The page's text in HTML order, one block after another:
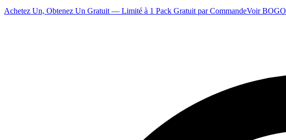
Achetez Un, Obtenez Un Gratuit — Limité à 1 Pack Gratuit par CommandeVoir BOGO